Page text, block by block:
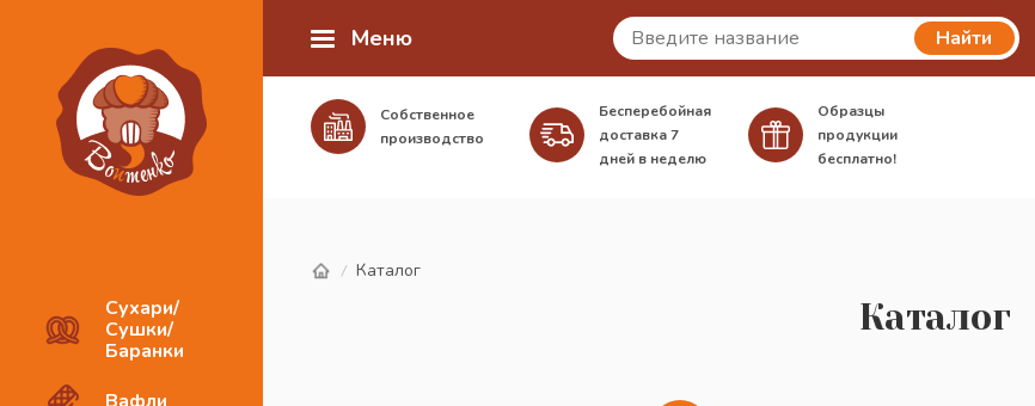
Сухари/
Сушки/
Баранки
Вафли
Меню Найти
Собственное
производство
Бесперебойная
доставка7
дней в неделю
Образцы
продукции
бесплатно!
/ Каталог
Каталог